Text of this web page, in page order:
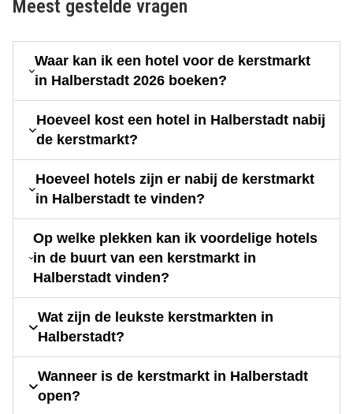
Meest gestelde vragen
Waar kan ik een hotel voor de kerstmarkt
in Halberstadt 2026 boeken?
Hoeveel kost een hotel in Halberstadt nabij
de kerstmarkt?
Hoeveel hotels zijn er nabij de kerstmarkt
in Halberstadt te vinden?
Op welke plekken kan ik voordelige hotels
in de buurt van een kerstmarkt in
Halberstadt vinden?
Wat zijn de leukste kerstmarkten in
Halberstadt?
Wanneer is de kerstmarkt in Halberstadt
open?